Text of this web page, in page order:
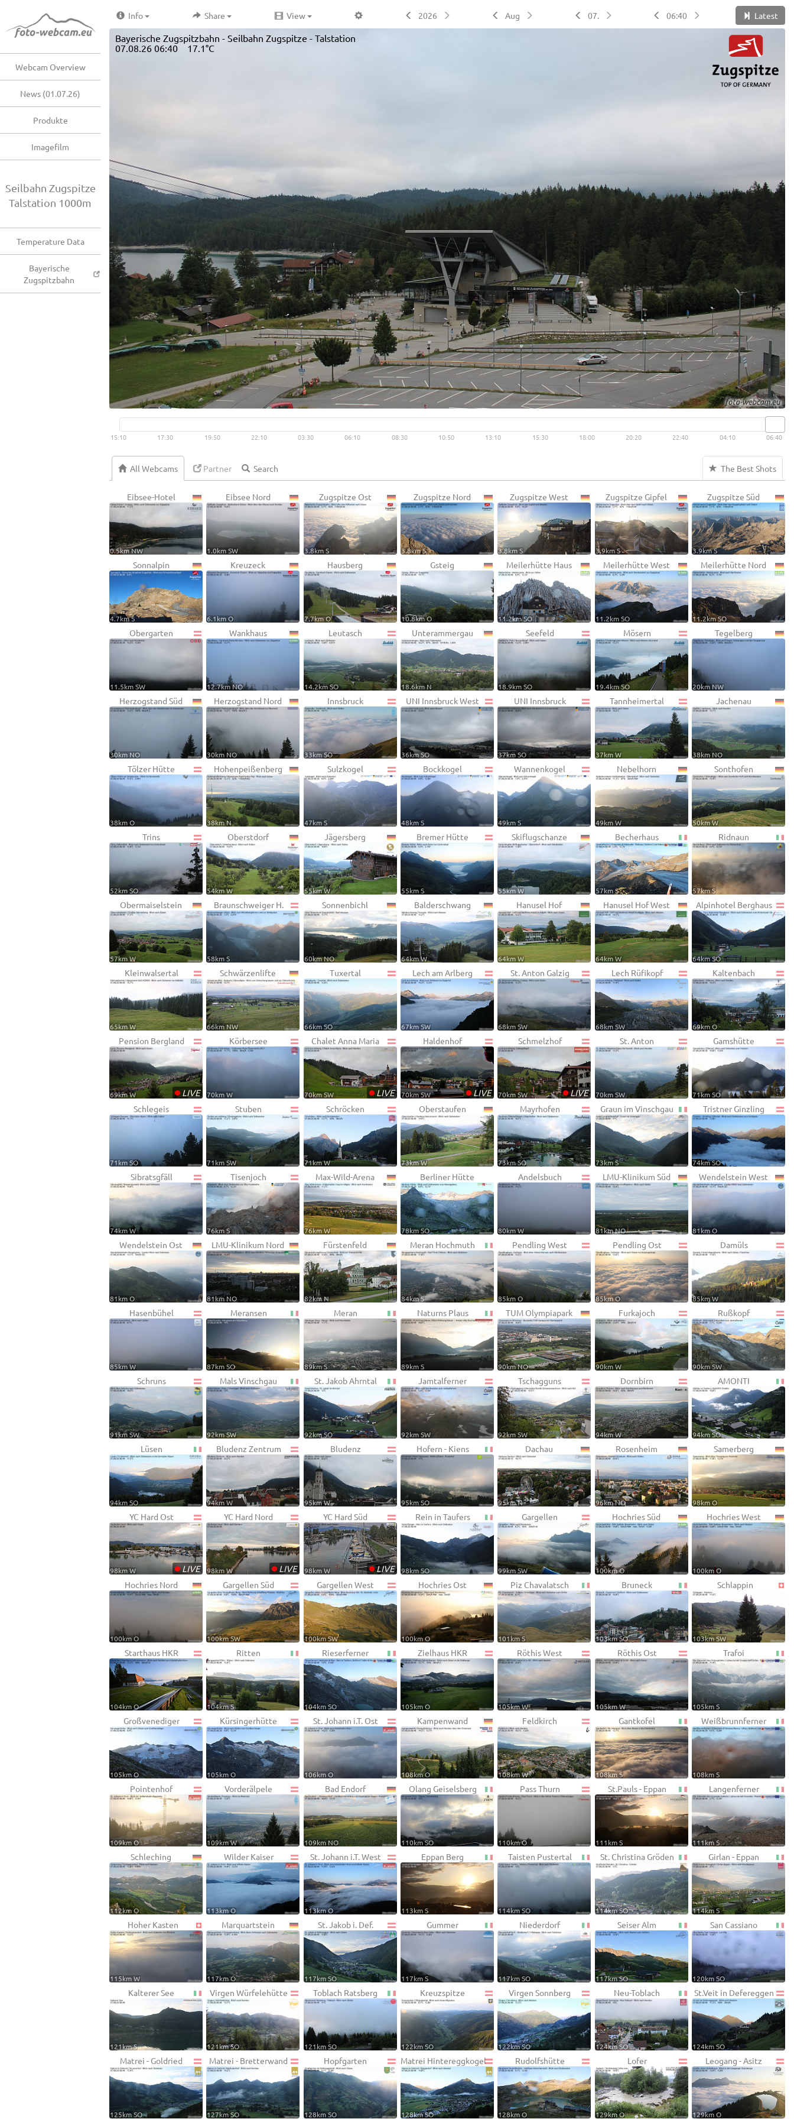
Webcam Overview
News (01.07.26)
Produkte
Imagefilm
Seilbahn Zugspitze
Talstation 1000m
Temperature Data
Bayerische
Zugspitzbahn
Info Share View 2026 Aug 07. 06:40 Latest
Bayerische Zugspitzbahn - Seilbahn Zugspitze - Talstation
07.08.26 06:40 17.1°C
Live video available → View
15:10 17:30 19:50 22:10 03:30 06:10 08:30 10:50 13:10 15:30 18:00 20:20 22:40 04:10 06:40
All Webcams The Best Shots
Partner
Eibsee-Hotel
0.5km NW
Eibsee Nord
1.0km SW
Zugspitze Ost
3.8km S
Zugspitze Nord
3.8km S
Zugspitze West
3.8km S
Zugspitze Gipfel
3.9km S
Zugspitze Süd
3.9km S
Sonnalpin
4.7km S
Kreuzeck
6.1km O
Hausberg
7.7km O
Gsteig
10.8km O
Meilerhütte Haus
11.2km SO
Meilerhütte West
11.2km SO
Meilerhütte Nord
11.2km SO
Obergarten
11.5km SW
Wankhaus
12.7km NO
Leutasch
14.2km SO
Unterammergau
18.6km N
Seefeld
18.9km SO
Mösern
19.4km SO
Tegelberg
20km NW
Herzogstand Süd
30km NO
Herzogstand Nord
30km NO
Innsbruck
33km SO
UNI Innsbruck West
36km SO
UNI Innsbruck
37km SO
Tannheimertal
37km W
Jachenau
38km NO
Tölzer Hütte
38km O
Hohenpeißenberg
38km N
Sulzkogel
47km S
Bockkogel
48km S
Wannenkogel
49km S
Nebelhorn
49km W
Sonthofen
50km W
Trins
52km SO
Oberstdorf
54km W
Jägersberg
55km W
Bremer Hütte
55km S
Skiflugschanze
55km W
Becherhaus
57km S
Ridnaun
57km S
Obermaiselstein
57km W
Braunschweiger H.
58km S
Sonnenbichl
60km NO
Balderschwang
64km W
Hanusel Hof
64km W
Hanusel Hof West
64km W
Alpinhotel Berghaus
64km SO
Kleinwalsertal
65km W
Schwärzenlifte
66km NW
Tuxertal
66km SO
Lech am Arlberg
67km SW
St. Anton Galzig
68km SW
Lech Rüfikopf
68km SW
Kaltenbach
69km O
Pension Bergland
•LIVE
69km W
Körbersee
70km W
Chalet Anna Maria
•LIVE
70km SW
Haldenhof
•LIVE
70km SW
Schmelzhof
•LIVE
70km SW
St. Anton
70km SW
Gamshütte
71km SO
Schlegeis
71km SO
Stuben
71km SW
Schröcken
71km W
Oberstaufen
73km W
Mayrhofen
73km SO
Graun im Vinschgau
73km S
Tristner Ginzling
74km SO
Sibratsgfäll
74km W
Tisenjoch
76km S
Max-Wild-Arena
76km W
Berliner Hütte
78km SO
Andelsbuch
80km W
LMU-Klinikum Süd
81km NO
Wendelstein West
81km O
Wendelstein Ost
81km O
LMU-Klinikum Nord
81km NO
Fürstenfeld
82km N
Meran Hochmuth
84km S
Pendling West
85km O
Pendling Ost
85km O
Damüls
85km W
Hasenbühel
85km W
Meransen
87km SO
Meran
89km S
Naturns Plaus
89km S
TUM Olympiapark
90km NO
Furkajoch
90km W
Rußkopf
90km SW
Schruns
91km SW
Mals Vinschgau
92km SW
St. Jakob Ahrntal
92km SO
Jamtalferner
92km SW
Tschagguns
92km SW
Dornbirn
94km W
AMONTI
94km SO
Lüsen
94km SO
Bludenz Zentrum
94km W
Bludenz
95km W
Hofern - Kiens
95km SO
Dachau
95km N
Rosenheim
96km NO
Samerberg
98km O
YC Hard Ost
•LIVE
98km W
YC Hard Nord
•LIVE
98km W
YC Hard Süd
•LIVE
98km W
Rein in Taufers
98km SO
Gargellen
99km SW
Hochries Süd
100km O
Hochries West
100km O
Hochries Nord
100km O
Gargellen Süd
100km SW
Gargellen West
100km SW
Hochries Ost
100km O
Piz Chavalatsch
101km S
Bruneck
103km SO
Schlappin
103km SW
Starthaus HKR
104km O
Ritten
104km S
Rieserferner
104km SO
Zielhaus HKR
105km O
Röthis West
105km W
Röthis Ost
105km W
Trafoi
105km S
Großvenediger
105km O
Kürsingerhütte
105km O
St. Johann i.T. Ost
106km O
Kampenwand
108km O
Feldkirch
108km W
Gantkofel
108km S
Weißbrunnferner
108km S
Pointenhof
109km O
Vorderälpele
109km W
Bad Endorf
109km NO
Olang Geiselsberg
110km SO
Pass Thurn
110km O
St.Pauls - Eppan
111km S
Langenferner
111km S
Schleching
112km O
Wilder Kaiser
113km O
St. Johann i.T. West
113km O
Eppan Berg
113km S
Taisten Pustertal
114km SO
St. Christina Gröden
114km SO
Girlan - Eppan
114km S
Hoher Kasten
115km W
Marquartstein
117km O
St. Jakob i. Def.
117km SO
Gummer
117km S
Niederdorf
117km SO
Seiser Alm
117km SO
San Cassiano
120km SO
Kalterer See
121km S
Virgen Würfelehütte
121km SO
Toblach Ratsberg
121km SO
Kreuzspitze
122km SO
Virgen Sonnberg
122km SO
Neu-Toblach
124km SO
St.Veit in Defereggen
124km SO
Matrei - Goldried
125km SO
Matrei - Bretterwand
127km SO
Hopfgarten
128km SO
Matrei Hintereggkogel
128km SO
Rudolfshütte
128km O
Lofer
129km O
Leogang - Asitz
129km O